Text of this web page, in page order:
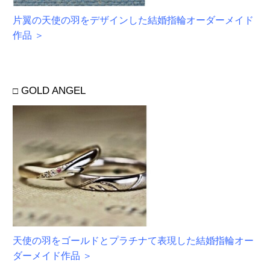
片翼の天使の羽をデザインした結婚指輪オーダーメイド
作品 ＞
□ GOLD ANGEL
天使の羽をゴールドとプラチナて表現した結婚指輪オー
ダーメイド作品 ＞